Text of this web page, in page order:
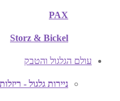
PAX
Storz & Bickel
עולם הגלגול והטבק
ניירות גלגול - ריזלות